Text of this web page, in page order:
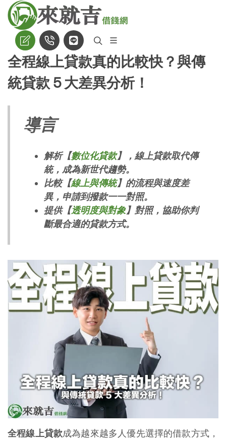
全程線上貸款真的比較快？與傳
統貸款 5 大差異分析！
導言
解析【數位化貸款】，線上貸款取代傳
統，成為新世代趨勢。
比較【線上與傳統】的流程與速度差
異，申請到撥款一一對照。
提供【透明度與對象】對照，協助你判
斷最合適的貸款方式。
全程線上貸款成為越來越多人優先選擇的借款方式，